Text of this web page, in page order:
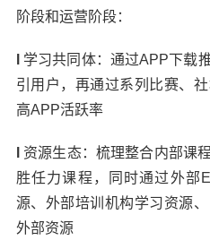
阶段和运营阶段：
学习共同体：通过APP下载
引用户，再通过系列比赛、
高APP活跃率
资源生态：梳理整合内部课
胜任力课程，同时通过外部
源、外部培训机构学习资源
外部资源